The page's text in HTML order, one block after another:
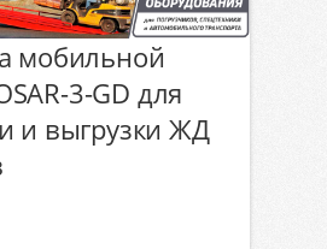
мобильной
3-GD для
и выгрузки ЖД